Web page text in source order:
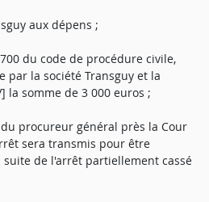
aux dépens ;
du code de procédure civile,
par la société Transguy et la
la somme de 3 000 euros ;
procureur général près la Cour
sera transmis pour être
de l'arrêt partiellement cassé